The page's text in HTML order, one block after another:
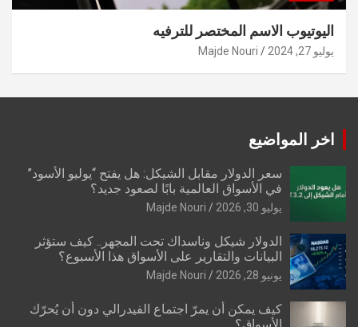
اليوتيوب الاسم المختصر للترفيه
يوليو 27, 2024 Majde Nouri
اخر المواضيع
سعر الدولار مقابل الشيكل: هل يفتح “يوليو الأسود”
في الأسواق العالمية بابًا لصعود جديد؟
يوليو 30, 2026 Majde Nouri
الدولار شيكل وناسداك تحت المجهر.. كيف ستؤثر
البيانات والتقارير على الأسواق هذا الأسبوع؟
يونيو 28, 2026 Majde Nouri
كيف يمكن أن يمرّ اجتماع الفيدرالي دون أن يُحرّك
الأسواق؟